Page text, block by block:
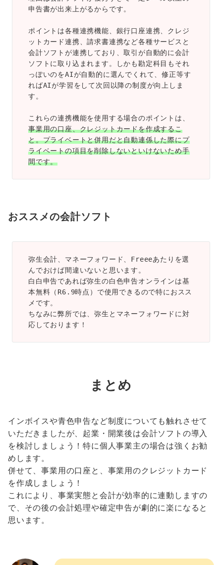
申告書が出来上がるからです。
ポイントは各種連携機能、銀行口座連携、クレジ
ットカード連携、請求書連携など各種サービスと
会計ソフトが連携しており、取引が自動的に会計
ソフトに取り込まれます。しかも勘定科目もそれ
っぽいのをAIが自動的に選んでくれて、修正等す
ればAIが学習をして次回以降の制度が向上しま
す。
これらの連携機能を使用する場合のポイントは、
事業用の口座、クレジットカードを作成するこ
と。プライベートと併用だと自動連係した際にプ
ライベートの項目を削除しないといけないため手
間です。
おススメの会計ソフト
弥生会計、マネーフォワード、Freeeあたりを選
んでおけば間違いないと思います。
白白申告であれば弥生の白色申告オンラインは基
本無料（R6.9時点）で使用できるので特におスス
メです。
ちなみに弊所では、弥生とマネーフォワードに対
応しております！
まとめ
インボイスや青色申告など制度についても触れさせて
いただきましたが、起業・開業後は会計ソフトの導入
を検討しましょう！特に個人事業主の場合は強くお勧
めします。
併せて、事業用の口座と、事業用のクレジットカード
を作成しましょう！
これにより、事業実態と会計が効率的に連動しますの
で、その後の会計処理や確定申告が劇的に楽になると
思います。